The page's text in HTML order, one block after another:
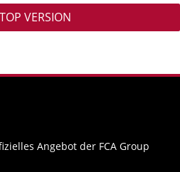
VERSION
Angebot der FCA Group